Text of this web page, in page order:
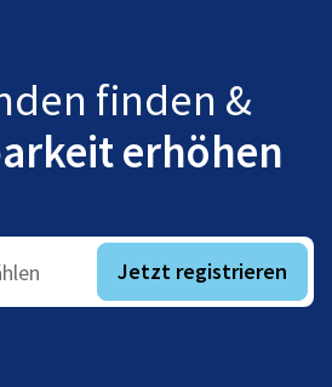
finden &
erhöhen
Jetzt registrieren